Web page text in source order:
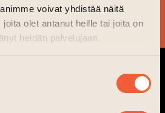
voivat yhdistää näitä
olet antanut heille tai joita on
heidän palvelujaan.